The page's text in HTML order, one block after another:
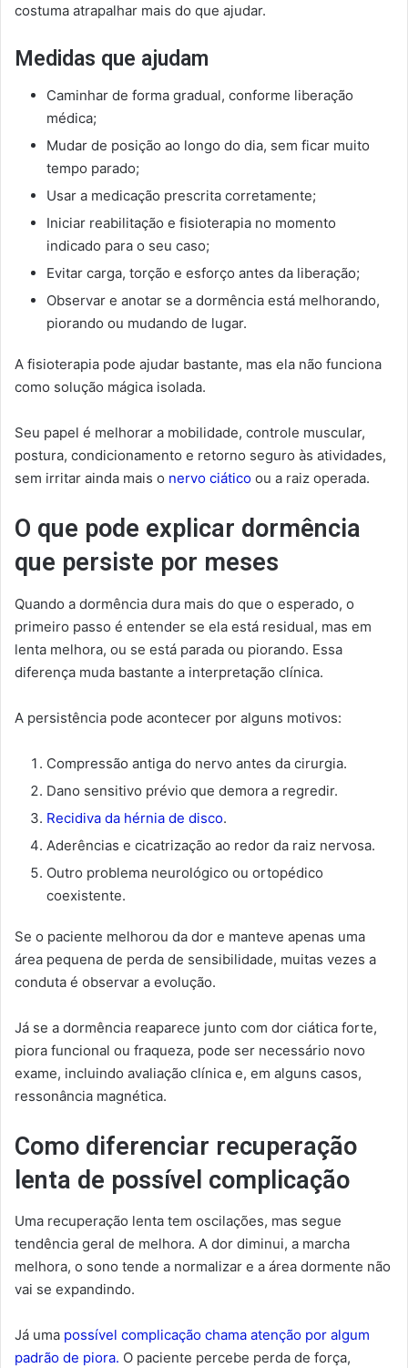
costuma atrapalhar mais do que ajudar.
Medidas que ajudam
Caminhar de forma gradual, conforme liberação
médica;
Mudar de posição ao longo do dia, sem ficar muito
tempo parado;
Usar a medicação prescrita corretamente;
Iniciar reabilitação e fisioterapia no momento
indicado para o seu caso;
Evitar carga, torção e esforço antes da liberação;
Observar e anotar se a dormência está melhorando,
piorando ou mudando de lugar.
A fisioterapia pode ajudar bastante, mas ela não funciona
como solução mágica isolada.
Seu papel é melhorar a mobilidade, controle muscular,
postura, condicionamento e retorno seguro às atividades,
sem irritar ainda mais o nervo ciático ou a raiz operada.
O que pode explicar dormência
que persiste por meses
Quando a dormência dura mais do que o esperado, o
primeiro passo é entender se ela está residual, mas em
lenta melhora, ou se está parada ou piorando. Essa
diferença muda bastante a interpretação clínica.
A persistência pode acontecer por alguns motivos:
Compressão antiga do nervo antes da cirurgia.
Dano sensitivo prévio que demora a regredir.
Recidiva da hérnia de disco.
Aderências e cicatrização ao redor da raiz nervosa.
Outro problema neurológico ou ortopédico
coexistente.
Se o paciente melhorou da dor e manteve apenas uma
área pequena de perda de sensibilidade, muitas vezes a
conduta é observar a evolução.
Já se a dormência reaparece junto com dor ciática forte,
piora funcional ou fraqueza, pode ser necessário novo
exame, incluindo avaliação clínica e, em alguns casos,
ressonância magnética.
Como diferenciar recuperação
lenta de possível complicação
Uma recuperação lenta tem oscilações, mas segue
tendência geral de melhora. A dor diminui, a marcha
melhora, o sono tende a normalizar e a área dormente não
vai se expandindo.
Já uma possível complicação chama atenção por algum
padrão de piora. O paciente percebe perda de força,